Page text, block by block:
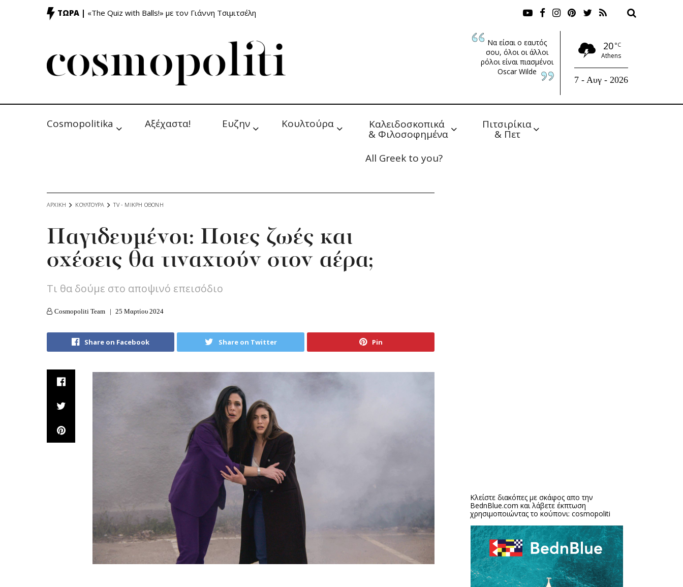
ΤΩΡΑ | «The Quiz with Balls!» με τον Γιάννη Τσιμιτσέλη
Να είσαι ο εαυτός
σου, όλοι οι άλλοι
ρόλοι είναι πιασμένοι
Oscar Wilde
20 °C
Athens
7 - Αυγ - 2026
Cosmopolitika Αξέχαστα! Ευζην Κουλτούρα Καλειδοσκοπικά
& Φιλοσοφημένα
Πιτσιρίκια
& Πετ
All Greek to you?
ΑΡΧΙΚΗ ΚΟΥΛΤΟΥΡΑ TV - MΙΚΡΗ ΟΘΟΝΗ
Παγιδευμένοι: Ποιες ζωές και
σχέσεις θα τιναχτούν στον αέρα;
Τι θα δούμε στο αποψινό επεισόδιο
Cosmopoliti Team 25 Μαρτίου 2024
Share on Facebook Share on Twitter Pin
Κλείστε διακόπες με σκάφος απο την
BednBlue.com και λάβετε έκπτωση
χρησιμοποιώντας το κούπονι: cosmopoliti